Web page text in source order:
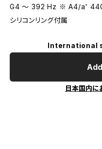
G4 〜 392 Hz ※ A4/a' 440
シリコンリング付属
International
日本国内に